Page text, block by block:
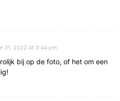
31, 2022 At 3:44 pm
bij op de foto, of het om een